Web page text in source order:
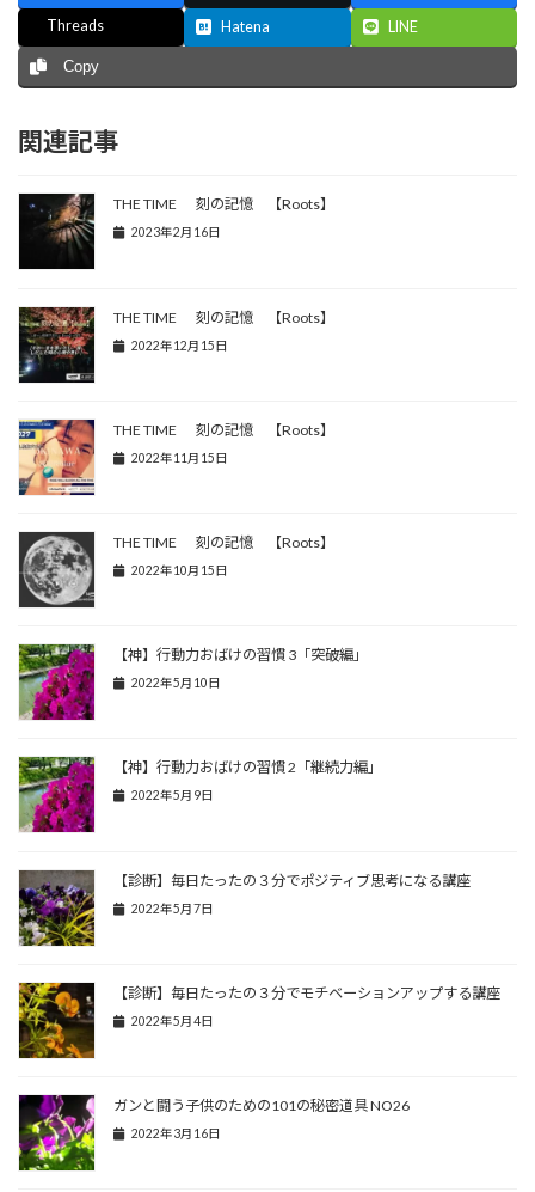
Threads Hatena LINE
Copy
関連記事
THE TIME 刻の記憶 【Roots】
2023年2月16日
THE TIME 刻の記憶 【Roots】
2022年12月15日
THE TIME 刻の記憶 【Roots】
2022年11月15日
THE TIME 刻の記憶 【Roots】
2022年10月15日
【神】行動力おばけの習慣 3「突破編」
2022年5月10日
【神】行動力おばけの習慣 2「継続力編」
2022年5月9日
【診断】毎日たったの３分でポジティブ思考になる講座
2022年5月7日
【診断】毎日たったの３分でモチベーションアップする講座
2022年5月4日
ガンと闘う子供のための101の秘密道具 NO26
2022年3月16日